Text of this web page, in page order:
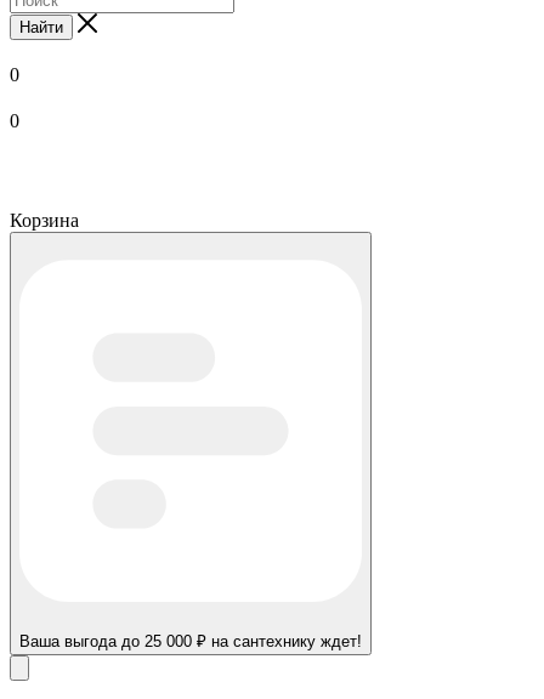
Найти
0
0
Корзина
Ваша выгода до 25 000 ₽ на сантехнику ждет!